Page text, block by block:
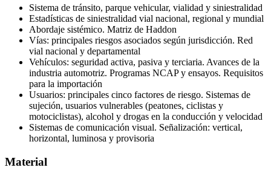
Sistema de tránsito, parque vehicular, vialidad y siniestralidad
Estadísticas de siniestralidad vial nacional, regional y mundial
Abordaje sistémico. Matriz de Haddon
Vías: principales riesgos asociados según jurisdicción. Red
vial nacional y departamental
Vehículos: seguridad activa, pasiva y terciaria. Avances de la
industria automotriz. Programas NCAP y ensayos. Requisitos
para la importación
Usuarios: principales cinco factores de riesgo. Sistemas de
sujeción, usuarios vulnerables (peatones, ciclistas y
motociclistas), alcohol y drogas en la conducción y velocidad
Sistemas de comunicación visual. Señalización: vertical,
horizontal, luminosa y provisoria
Material